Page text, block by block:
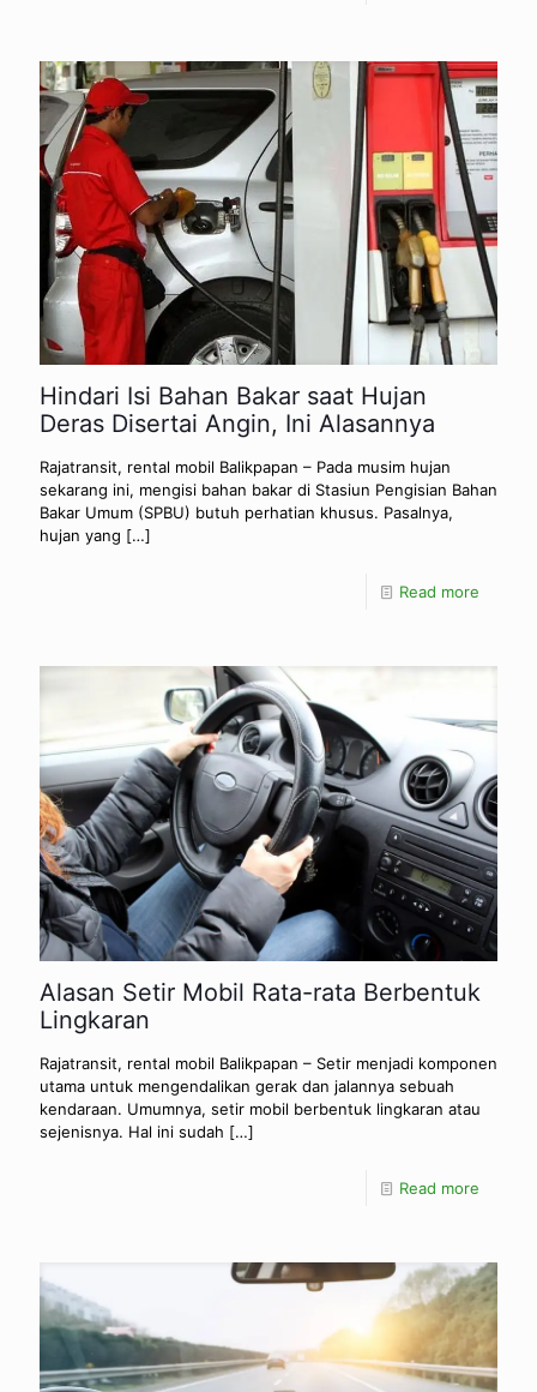
Hindari Isi Bahan Bakar saat Hujan
Deras Disertai Angin, Ini Alasannya
Rajatransit, rental mobil Balikpapan – Pada musim hujan
sekarang ini, mengisi bahan bakar di Stasiun Pengisian Bahan
Bakar Umum (SPBU) butuh perhatian khusus. Pasalnya,
hujan yang […]
Read more
Alasan Setir Mobil Rata-rata Berbentuk
Lingkaran
Rajatransit, rental mobil Balikpapan – Setir menjadi komponen
utama untuk mengendalikan gerak dan jalannya sebuah
kendaraan. Umumnya, setir mobil berbentuk lingkaran atau
sejenisnya. Hal ini sudah […]
Read more